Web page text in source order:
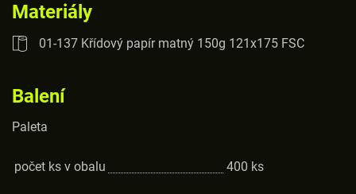
Materiály
01-137 Křídový papír matný 150g 121x175 FSC
Balení
Paleta
počet ks v obalu 400 ks